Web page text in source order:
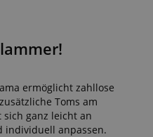
ermöglicht zahllose
Toms am
sich ganz leicht an
individuell anpassen.